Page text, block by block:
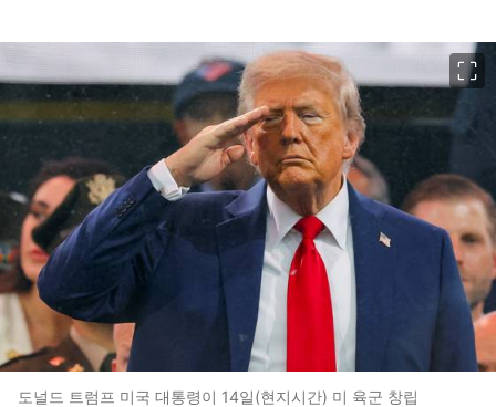
도널드 트럼프 미국 대통령이 14일(현지시간) 미 육군 창립